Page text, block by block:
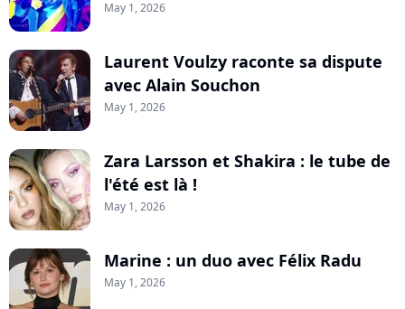
May 1, 2026
Laurent Voulzy raconte sa dispute
avec Alain Souchon
May 1, 2026
Zara Larsson et Shakira : le tube de
l'été est là !
May 1, 2026
Marine : un duo avec Félix Radu
May 1, 2026